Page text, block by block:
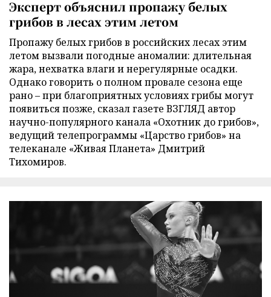
Эксперт объяснил пропажу белых
грибов в лесах этим летом
Пропажу белых грибов в российских лесах этим
летом вызвали погодные аномалии: длительная
жара, нехватка влаги и нерегулярные осадки.
Однако говорить о полном провале сезона еще
рано – при благоприятных условиях грибы могут
появиться позже, сказал газете ВЗГЛЯД автор
научно-популярного канала «Охотник до грибов»,
ведущий телепрограммы «Царство грибов» на
телеканале «Живая Планета» Дмитрий
Тихомиров.